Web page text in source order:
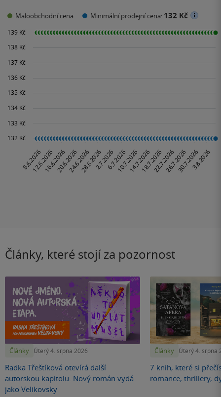
Maloobchodní cena Minimální prodejní cena: 132 Kč
Články, které stojí za pozornost
Články Úterý 4. srpna 2026
Radka Třeštíková otevírá další
autorskou kapitolu. Nový román vydá
jako Velikovsky
Články Úterý 4. srpna
7 knih, které si
romance, thrillery,